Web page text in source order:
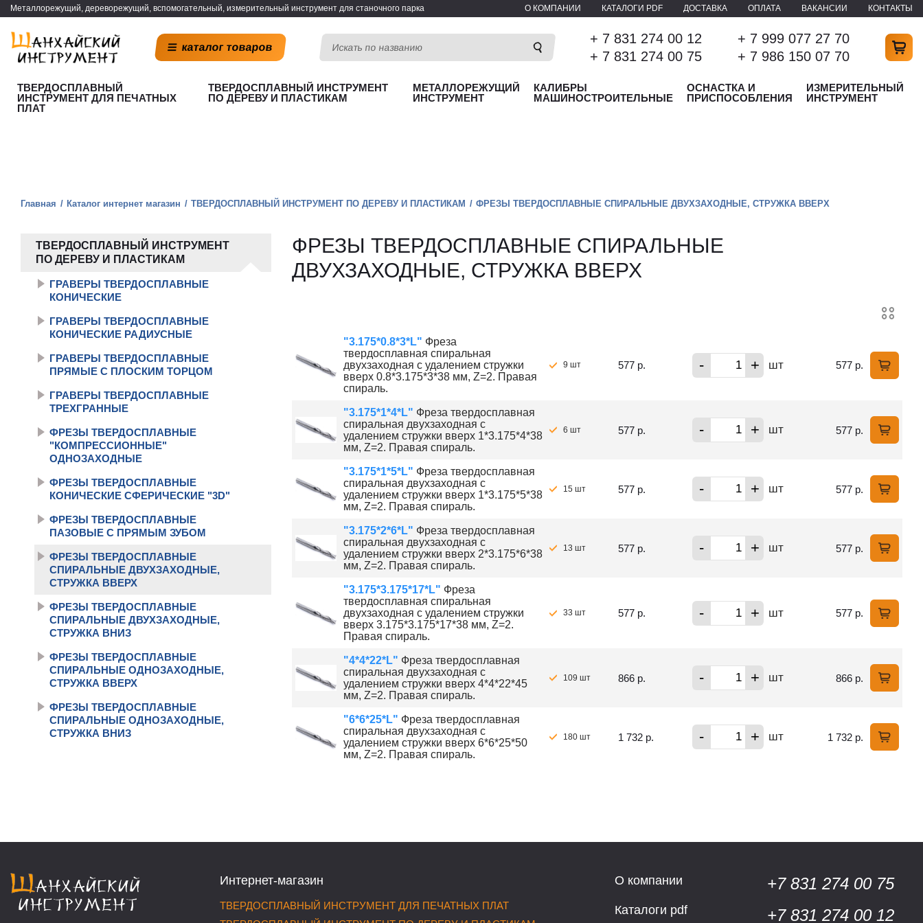
Металлорежущий, дереворежущий, вспомогательный, измерительный инструмент для станочного парка О КОМПАНИИ КАТАЛОГИ PDF ДОСТАВКА ОПЛАТА ВАКАНСИИ КОНТАКТЫ
каталог товаров
+ 7 831 274 00 12
+ 7 831 274 00 75
+ 7 999 077 27 70
+ 7 986 150 07 70
ТВЕРДОСПЛАВНЫЙ
ИНСТРУМЕНТ ДЛЯ ПЕЧАТНЫХ
ПЛАТ
ТВЕРДОСПЛАВНЫЙ ИНСТРУМЕНТ
ПО ДЕРЕВУ И ПЛАСТИКАМ
МЕТАЛЛОРЕЖУЩИЙ
ИНСТРУМЕНТ
КАЛИБРЫ
МАШИНОСТРОИТЕЛЬНЫЕ
ОСНАСТКА И
ПРИСПОСОБЛЕНИЯ
ИЗМЕРИТЕЛЬНЫЙ
ИНСТРУМЕНТ
Главная Каталог интернет магазин ТВЕРДОСПЛАВНЫЙ ИНСТРУМЕНТ ПО ДЕРЕВУ И ПЛАСТИКАМ ФРЕЗЫ ТВЕРДОСПЛАВНЫЕ СПИРАЛЬНЫЕ ДВУХЗАХОДНЫЕ, СТРУЖКА ВВЕРХ
ТВЕРДОСПЛАВНЫЙ ИНСТРУМЕНТ
ПО ДЕРЕВУ И ПЛАСТИКАМ
ГРАВЕРЫ ТВЕРДОСПЛАВНЫЕ
КОНИЧЕСКИЕ
ГРАВЕРЫ ТВЕРДОСПЛАВНЫЕ
КОНИЧЕСКИЕ РАДИУСНЫЕ
ГРАВЕРЫ ТВЕРДОСПЛАВНЫЕ
ПРЯМЫЕ С ПЛОСКИМ ТОРЦОМ
ГРАВЕРЫ ТВЕРДОСПЛАВНЫЕ
ТРЕХГРАННЫЕ
ФРЕЗЫ ТВЕРДОСПЛАВНЫЕ
"КОМПРЕССИОННЫЕ"
ОДНОЗАХОДНЫЕ
ФРЕЗЫ ТВЕРДОСПЛАВНЫЕ
КОНИЧЕСКИЕ СФЕРИЧЕСКИЕ "3D"
ФРЕЗЫ ТВЕРДОСПЛАВНЫЕ
ПАЗОВЫЕ С ПРЯМЫМ ЗУБОМ
ФРЕЗЫ ТВЕРДОСПЛАВНЫЕ
СПИРАЛЬНЫЕ ДВУХЗАХОДНЫЕ,
СТРУЖКА ВВЕРХ
ФРЕЗЫ ТВЕРДОСПЛАВНЫЕ
СПИРАЛЬНЫЕ ДВУХЗАХОДНЫЕ,
СТРУЖКА ВНИЗ
ФРЕЗЫ ТВЕРДОСПЛАВНЫЕ
СПИРАЛЬНЫЕ ОДНОЗАХОДНЫЕ,
СТРУЖКА ВВЕРХ
ФРЕЗЫ ТВЕРДОСПЛАВНЫЕ
СПИРАЛЬНЫЕ ОДНОЗАХОДНЫЕ,
СТРУЖКА ВНИЗ
ФРЕЗЫ ТВЕРДОСПЛАВНЫЕ СПИРАЛЬНЫЕ
ДВУХЗАХОДНЫЕ, СТРУЖКА ВВЕРХ
"3.175*0.8*3*L" Фреза
твердосплавная спиральная
двухзаходная с удалением стружки
вверх 0.8*3.175*3*38 мм, Z=2. Правая
спираль.
9 шт 577 р. - + шт 577 р.
"3.175*1*4*L" Фреза твердосплавная
спиральная двухзаходная с
удалением стружки вверх 1*3.175*4*38
мм, Z=2. Правая спираль.
6 шт 577 р. - + шт 577 р.
"3.175*1*5*L" Фреза твердосплавная
спиральная двухзаходная с
удалением стружки вверх 1*3.175*5*38
мм, Z=2. Правая спираль.
15 шт 577 р. - + шт 577 р.
"3.175*2*6*L" Фреза твердосплавная
спиральная двухзаходная с
удалением стружки вверх 2*3.175*6*38
мм, Z=2. Правая спираль.
13 шт 577 р. - + шт 577 р.
"3.175*3.175*17*L" Фреза
твердосплавная спиральная
двухзаходная с удалением стружки
вверх 3.175*3.175*17*38 мм, Z=2.
Правая спираль.
33 шт 577 р. - + шт 577 р.
"4*4*22*L" Фреза твердосплавная
спиральная двухзаходная с
удалением стружки вверх 4*4*22*45
мм, Z=2. Правая спираль.
109 шт 866 р. - + шт 866 р.
"6*6*25*L" Фреза твердосплавная
спиральная двухзаходная с
удалением стружки вверх 6*6*25*50
мм, Z=2. Правая спираль.
180 шт 1 732 р. - + шт 1 732 р.
Интернет-магазин
ТВЕРДОСПЛАВНЫЙ ИНСТРУМЕНТ ДЛЯ ПЕЧАТНЫХ ПЛАТ
О компании
Каталоги pdf
+7 831 274 00 75
+7 831 274 00 12